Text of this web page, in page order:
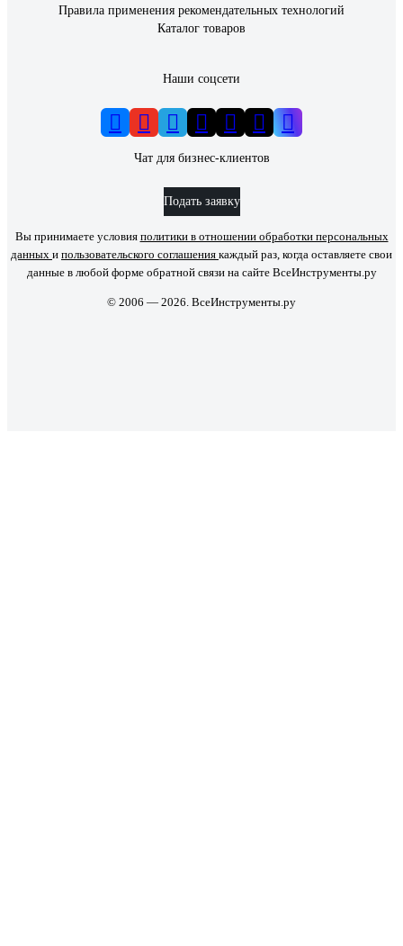
Правила применения рекомендательных технологий
Каталог товаров
Наши соцсети
Чат для бизнес-клиентов
Подать заявку
Вы принимаете условия политики в отношении обработки персональных
данных и пользовательского соглашения каждый раз, когда оставляете свои
данные в любой форме обратной связи на сайте ВсеИнструменты.ру
© 2006 — 2026. ВсеИнструменты.ру